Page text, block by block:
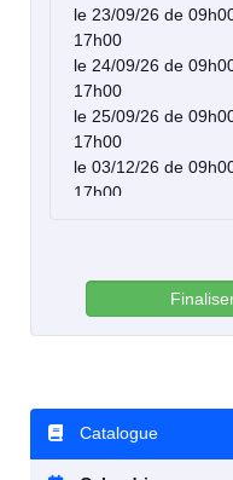
le 23/09/26 de
17h00
le 24/09/26 de
17h00
le 25/09/26 de
17h00
le 03/12/26 de
17h00
Catalogue